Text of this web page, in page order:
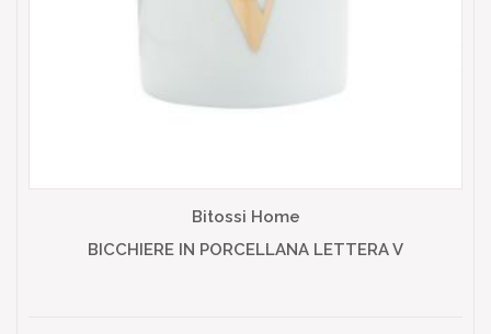
Bitossi Home
BICCHIERE IN PORCELLANA LETTERA V